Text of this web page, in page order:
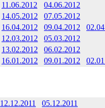
11.06.2012
04.06.2012
14.05.2012
07.05.2012
16.04.2012 09.04.2012
12.03.2012
05.03.2012
13.02.2012
06.02.2012
16.01.2012 09.01.2012
12.12.2011
05.12.2011